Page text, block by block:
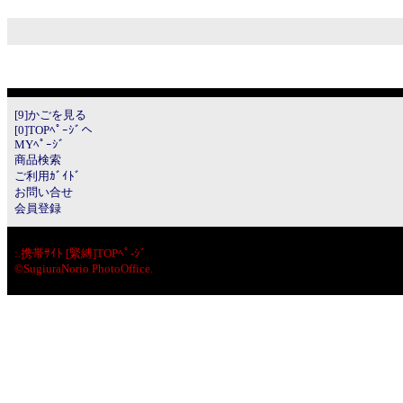
[9]かごを見る
[0]TOPﾍﾟｰｼﾞへ
MYﾍﾟｰｼﾞ
商品検索
ご利用ｶﾞｲﾄﾞ
お問い合せ
会員登録
:.携帯ｻｲﾄ [緊縛]TOPﾍﾟ-ｼﾞ
©SugiuraNorio PhotoOffice.